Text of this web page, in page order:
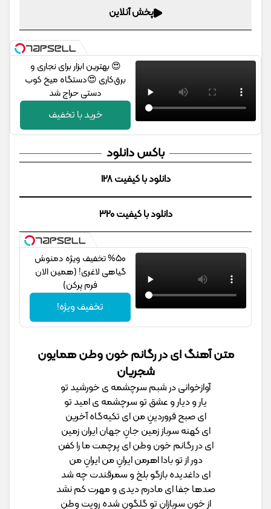
پخش آنلاین
😍 بهترین ابزار برای نجاری و
برق‌کاری 😍دستگاه میخ کوب
دستی حراج شد
خرید با تخفیف
باکس دانلود
دانلود با کیفیت 128
دانلود با کیفیت 320
%50 تخفیف ویژه دمنوش
گیاهی لاغری! (همین الان
فرم پرکن)
تخفیف ویژه!
متن آهنگ ای در رگانم خون وطن همایون
شجریان
آوازخوانی در شبم سرچشمه‌ ی خورشید تو
یار و دیار و عشق تو سرچشمه ‌ی امید تو
ای صبح فروردینِ من ای تکیه‌گاه آخرین
ای کهنه سرباز زمین جانِ جهان ایران ‌زمین
ای در رگانم خون وطن ای پرچمت ما را کفن
دور از تو بادا اهرمن ایرانِ من ایرانِ من
ای داغدیده بازگو بلخ و سمرقندت چه شد
صدها جفا ای مادرم دیدی و مهرت کم نشد
از خون سربازانِ تو گلگون شده رویت وطن